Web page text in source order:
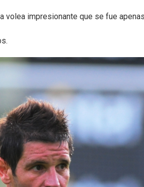
volea impresionante que se fue